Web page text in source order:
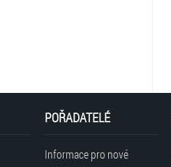
POŘADATELÉ
Informace pro nové